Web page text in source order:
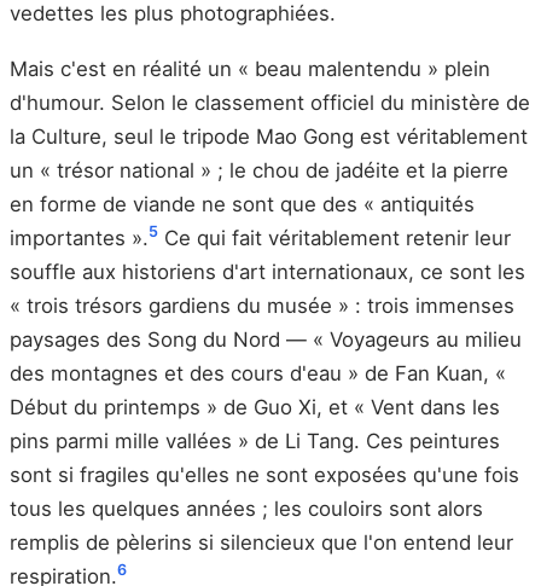
vedettes les plus photographiées.
Mais c'est en réalité un « beau malentendu » plein
d'humour. Selon le classement officiel du ministère de
la Culture, seul le tripode Mao Gong est véritablement
un « trésor national » ; le chou de jadéite et la pierre
en forme de viande ne sont que des « antiquités
importantes ».5 Ce qui fait véritablement retenir leur
souffle aux historiens d'art internationaux, ce sont les
« trois trésors gardiens du musée » : trois immenses
paysages des Song du Nord — « Voyageurs au milieu
des montagnes et des cours d'eau » de Fan Kuan, «
Début du printemps » de Guo Xi, et « Vent dans les
pins parmi mille vallées » de Li Tang. Ces peintures
sont si fragiles qu'elles ne sont exposées qu'une fois
tous les quelques années ; les couloirs sont alors
remplis de pèlerins si silencieux que l'on entend leur
respiration.6